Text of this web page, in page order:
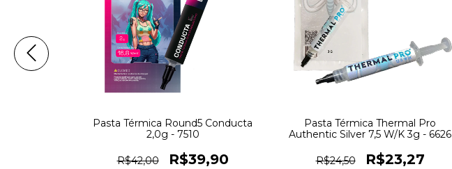
Pasta Térmica Round5 Conducta
2,0g - 7510
R$42,00 R$39,90
Pasta Térmica Thermal Pro
Authentic Silver 7,5 W/K 3g - 6626
R$24,50 R$23,27